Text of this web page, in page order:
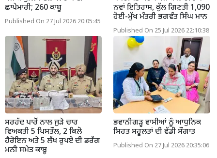
ਛਾਪੇਮਾਰੀ; 260 ਕਾਬੂ
Published On 27 Jul 2026 20:05:45
ਨਵਾਂ ਇਤਿਹਾਸ, ਕੁੱਲ ਗਿਣਤੀ 1,090
ਹੋਈ-ਮੁੱਖ ਮੰਤਰੀ ਭਗਵੰਤ ਸਿੰਘ ਮਾਨ
Published On 25 Jul 2026 22:10:38
ਸਰਹੱਦ ਪਾਰੋਂ ਨਾਲ ਜੁੜੇ ਚਾਰ
ਵਿਅਕਤੀ 5 ਪਿਸਤੌਲ, 2 ਕਿਲੋ
ਹੈਰੋਇਨ ਅਤੇ 5 ਲੱਖ ਰੁਪਏ ਦੀ ਡਰੱਗ
ਮਨੀ ਸਮੇਤ ਕਾਬੂ
ਭਵਾਨੀਗੜ੍ਹ ਵਾਸੀਆਂ ਨੂੰ ਆਧੁਨਿਕ
ਸਿਹਤ ਸਹੂਲਤਾਂ ਦੀ ਵੱਡੀ ਸੌਗਾਤ
Published On 27 Jul 2026 20:35:06